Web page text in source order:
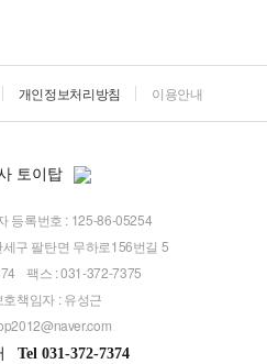
개인정보처리방침 이용안내
토이탑
등록번호 : 125-86-05254
구 팔탄면 무하로156번길 5
팩스 : 031-372-7375
책임자 : 유성근
Tel 031-372-7374